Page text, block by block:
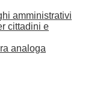
amministrativi
cittadini e
analoga